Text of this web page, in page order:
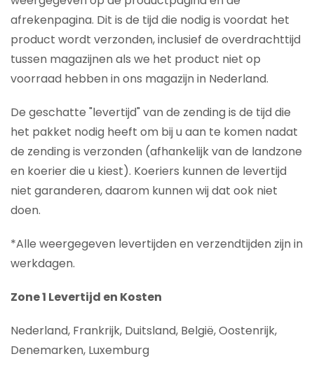
afrekenpagina. Dit is de tijd die nodig is voordat het
product wordt verzonden, inclusief de overdrachttijd
tussen magazijnen als we het product niet op
voorraad hebben in ons magazijn in Nederland.
De geschatte "levertijd" van de zending is de tijd die
het pakket nodig heeft om bij u aan te komen nadat
de zending is verzonden (afhankelijk van de landzone
en koerier die u kiest). Koeriers kunnen de levertijd
niet garanderen, daarom kunnen wij dat ook niet
doen.
*Alle weergegeven levertijden en verzendtijden zijn in
werkdagen.
Zone 1 Levertijd en Kosten
Nederland, Frankrijk, Duitsland, België, Oostenrijk,
Denemarken, Luxemburg